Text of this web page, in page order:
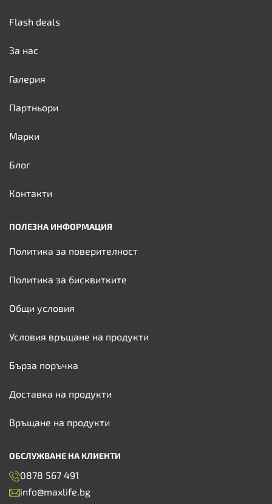
Flash deals
За нас
Галерия
Партньори
Марки
Блог
Контакти
ПОЛЕЗНА ИНФОРМАЦИЯ
Политика за поверителност
Политика за бисквитките
Общи условия
Условия връщане на продукти
Бърза поръчка
Доставка на продукти
Връщане на продукти
ОБСЛУЖВАНЕ НА КЛИЕНТИ
0878 567 491
info@maxlife.bg